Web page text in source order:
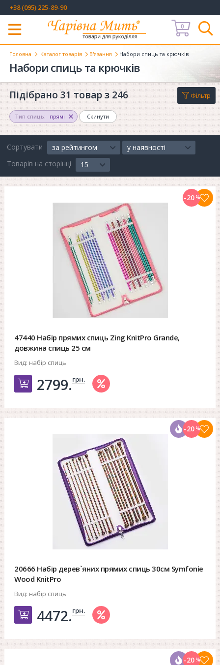
+38 (095) 225-89-90
Меню
0
Головна Каталог товарів В'язання Набори спиць та крючків
Набори спиць та крючків
Підібрано 31 товар з 246
Тип спиць: прямі Скинути
Сортувати за рейтингом
у наявності
Товарів на сторінці
15
47440 Набір прямих спиць Zing KnitPro Grande,
довжина спиць 25 см
Вид: набір спиць
Добавить в корзину
2799.грн.
-20%
20666 Набір дерев`яних прямих спиць 30см Symfonie
Wood KnitPro
Вид: набір спиць
Добавить в корзину
4472.грн.
-20%
-20%
Фільтр